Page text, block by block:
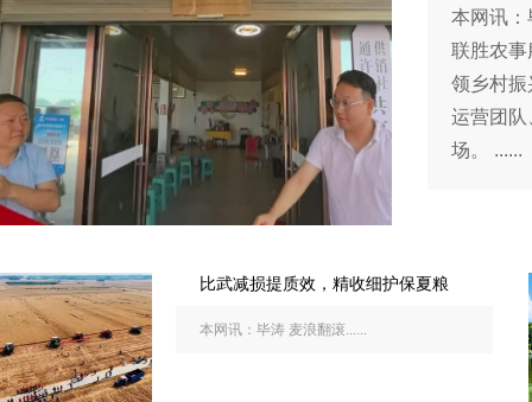
本网讯
联胜农事
领乡村振
运营团
场。 ......
比武减损提质效，精收细护保夏粮
本网讯：毕涛 麦浪翻滚......